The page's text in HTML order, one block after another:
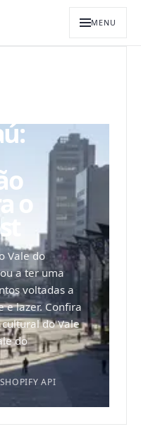
MENU
o
Vale do
a ter uma
voltadas a
e lazer. Confira
do Vale
do
SHOPIFY API